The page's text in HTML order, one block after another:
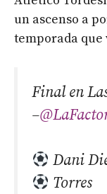
un ascenso a
temporada que
Final en
–
Dani
Torres